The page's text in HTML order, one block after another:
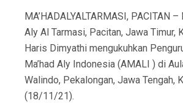
MA’HADALYALTARMASI, PACITAN –
Aly Al Tarmasi, Pacitan, Jawa Timur,
Haris Dimyathi mengukuhkan
Ma’had Aly Indonesia (AMALI ) di
Walindo, Pekalongan, Jawa Tengah,
(18/11/21).